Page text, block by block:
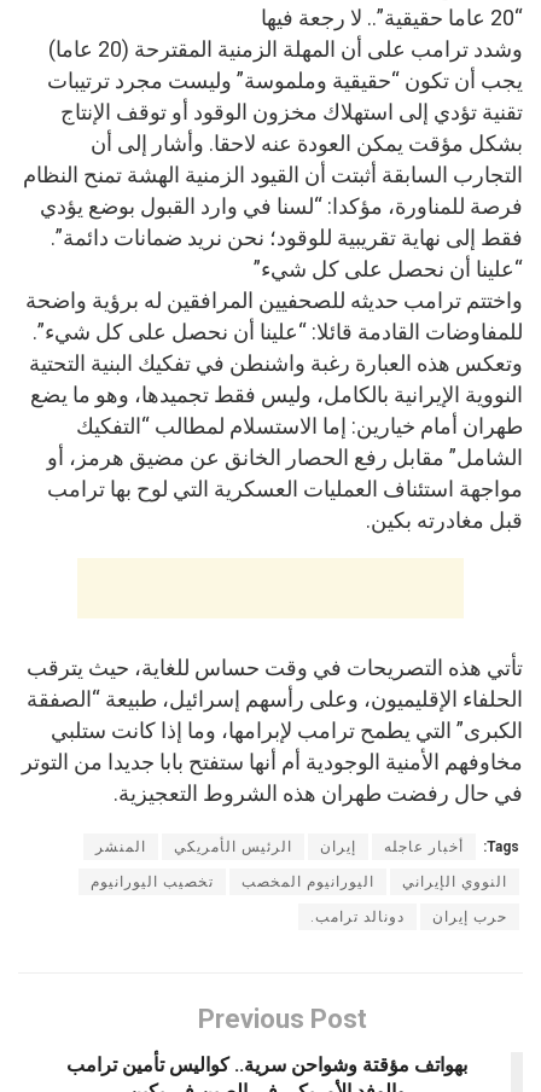
“20 عاما حقيقية”.. لا رجعة فيها
وشدد ترامب على أن المهلة الزمنية المقترحة (20 عاما)
يجب أن تكون “حقيقية وملموسة” وليست مجرد ترتيبات
تقنية تؤدي إلى استهلاك مخزون الوقود أو توقف الإنتاج
بشكل مؤقت يمكن العودة عنه لاحقا. وأشار إلى أن
التجارب السابقة أثبتت أن القيود الزمنية الهشة تمنح النظام
فرصة للمناورة، مؤكدا: “لسنا في وارد القبول بوضع يؤدي
فقط إلى نهاية تقريبية للوقود؛ نحن نريد ضمانات دائمة”.
“علينا أن نحصل على كل شيء”
واختتم ترامب حديثه للصحفيين المرافقين له برؤية واضحة
للمفاوضات القادمة قائلا: “علينا أن نحصل على كل شيء”.
وتعكس هذه العبارة رغبة واشنطن في تفكيك البنية التحتية
النووية الإيرانية بالكامل، وليس فقط تجميدها، وهو ما يضع
طهران أمام خيارين: إما الاستسلام لمطالب “التفكيك
الشامل” مقابل رفع الحصار الخانق عن مضيق هرمز، أو
مواجهة استئناف العمليات العسكرية التي لوح بها ترامب
قبل مغادرته بكين.
تأتي هذه التصريحات في وقت حساس للغاية، حيث يترقب
الحلفاء الإقليميون، وعلى رأسهم إسرائيل، طبيعة “الصفقة
الكبرى” التي يطمح ترامب لإبرامها، وما إذا كانت ستلبي
مخاوفهم الأمنية الوجودية أم أنها ستفتح بابا جديدا من التوتر
في حال رفضت طهران هذه الشروط التعجيزية.
Tags: أخبار عاجله إيران الرئيس الأمريكي المنشر
النووي الإيراني اليورانيوم المخصب تخصيب اليورانيوم
حرب إيران دونالد ترامب.
Previous Post
بهواتف مؤقتة وشواحن سرية.. كواليس تأمين ترامب